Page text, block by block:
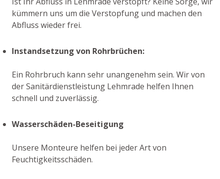
kümmern uns um die Verstopfung und machen den
Abfluss wieder frei.
Instandsetzung von Rohrbrüchen:
Ein Rohrbruch kann sehr unangenehm sein. Wir von
der Sanitärdienstleistung Lehmrade helfen Ihnen
schnell und zuverlässig.
Wasserschäden-Beseitigung
Unsere Monteure helfen bei jeder Art von
Feuchtigkeitsschäden.